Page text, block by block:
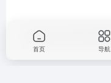
Copyright © 2026 96导航
首页 导航